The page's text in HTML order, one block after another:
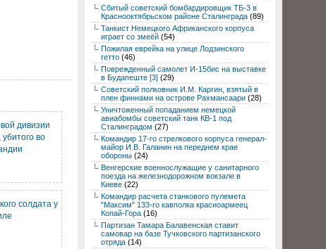
дивизии
во
солдата у
Сбитый советский бомбардировщик ТБ-3 в
Краснооктябрьском районе Сталинграда (89)
Танкист Немецкого Африканского корпуса
играет со змеёй (54)
Пожилая еврейка на улице Лодзинского
гетто (46)
Поврежденный самолет И-15бис на выставке
в Будапеште [3] (29)
Советский полковник И.М. Каргин, взятый в
плен финнами на острове Рахмансаари (28)
Уничтоженный попаданием немецкой
авиабомбы советский танк КВ-1 под
Сталинградом (27)
Командир 17-го стрелкового корпуса генерал-
майор И.В. Галанин на переднем крае
обороны (24)
Венгерские военнослужащие у санитарного
поезда на железнодорожном вокзале в
Киеве (22)
Командир расчета станкового пулемета
"Максим" 133-го кавполка красноармеец
Копай-Гора (16)
Партизан Тамара Балавенская ставит
самовар на базе Тучковского партизанского
отряда (14)